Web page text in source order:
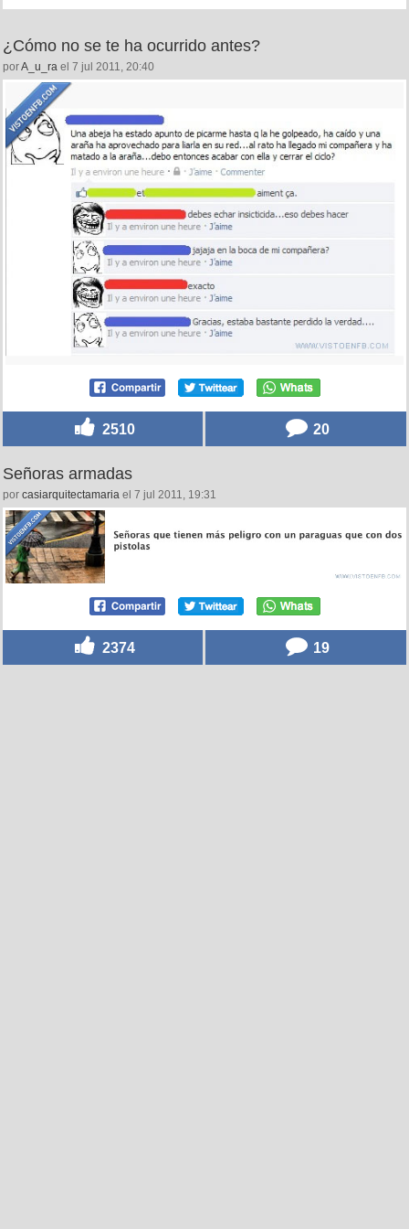
¿Cómo no se te ha ocurrido antes?
porA_u_ra el 7 jul 2011, 20:40
2510 20
Señoras armadas
por casiarquitectamaria el 7 jul 2011, 19:31
2374 19